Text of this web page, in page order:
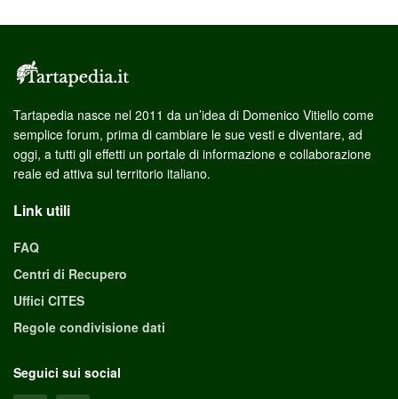
Tartapedia nasce nel 2011 da un’idea di Domenico Vitiello come
semplice forum, prima di cambiare le sue vesti e diventare, ad
oggi, a tutti gli effetti un portale di informazione e collaborazione
reale ed attiva sul territorio italiano.
Link utili
FAQ
Centri di Recupero
Uffici CITES
Regole condivisione dati
Seguici sui social